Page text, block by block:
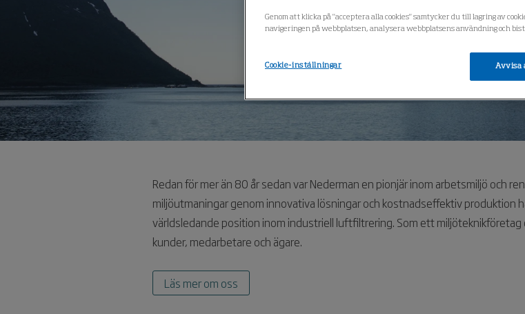
Redan för mer än 80 år sedan var Nederman en pionjär inom arbetsmiljö och
miljöutmaningar genom innovativa lösningar och kostnadseffektiv produktion
världsledande position inom industriell luftfiltrering. Som ett miljöteknikföretag
kunder, medarbetare och ägare.
Läs mer om oss
Genom att klicka på "acceptera alla cookies" samtycker du till lagring av
navigeringen på webbplatsen, analysera webbplatsens användning och
Avvisa
Cookie-inställningar